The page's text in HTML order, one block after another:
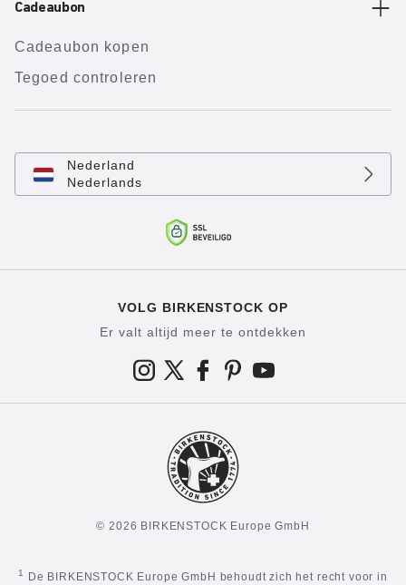
Cadeaubon
Cadeaubon kopen
Tegoed controleren
Nederland
Nederlands
VOLG BIRKENSTOCK OP
Er valt altijd meer te ontdekken
© 2026 BIRKENSTOCK Europe GmbH
1 De BIRKENSTOCK Europe GmbH behoudt zich het recht voor in